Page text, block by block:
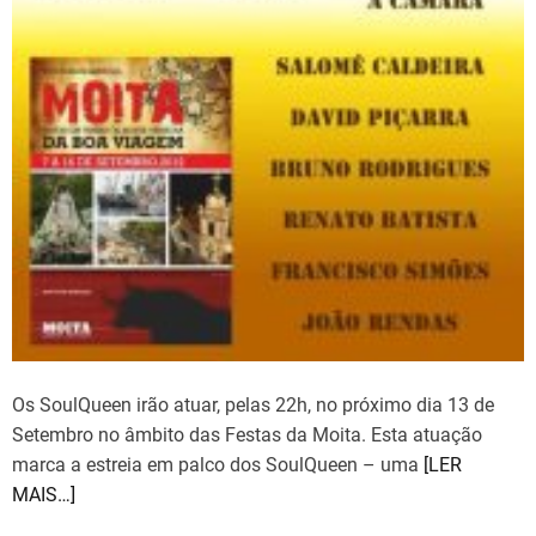
Os SoulQueen irão atuar, pelas 22h, no próximo dia 13 de
Setembro no âmbito das Festas da Moita. Esta atuação
marca a estreia em palco dos SoulQueen – uma [LER
MAIS…]